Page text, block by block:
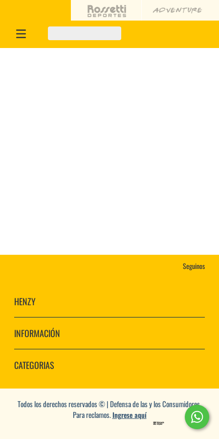
Seguinos
HENZY
INFORMACIÓN
CATEGORIAS
Todos los derechos reservados © | Defensa de las y los Consumidores.
Para reclamos.Ingrese aquí